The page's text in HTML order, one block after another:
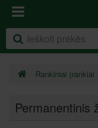
Rankiniai įrankiai
Permanentinis